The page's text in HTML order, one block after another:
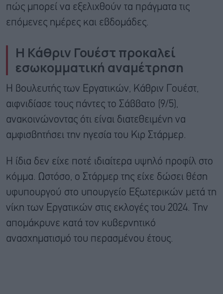
πώς μπορεί να εξελιχθούν τα πράγματα τις
επόμενες ημέρες και εβδομάδες.
Η Κάθριν Γουέστ προκαλεί
εσωκομματική αναμέτρηση
Η βουλευτής των Εργατικών, Κάθριν Γουέστ,
αιφνιδίασε τους πάντες το Σάββατο (9/5),
ανακοινώνοντας ότι είναι διατεθειμένη να
αμφισβητήσει την ηγεσία του Κιρ Στάρμερ.
Η ίδια δεν είχε ποτέ ιδιαίτερα υψηλό προφίλ στο
κόμμα. Ωστόσο, ο Στάρμερ της είχε δώσει θέση
υφυπουργού στο υπουργείο Εξωτερικών μετά τη
νίκη των Εργατικών στις εκλογές του 2024. Την
απομάκρυνε κατά τον κυβερνητικό
ανασχηματισμό του περασμένου έτους.